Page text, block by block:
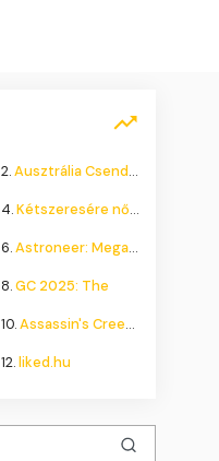
2.Ausztrália Csendes Összeomlása
4.Kétszeresére nőhet a
6.Astroneer: Megatech DLC
8.GC 2025: The
10.Assassin's Creed Shadows
12.liked.hu